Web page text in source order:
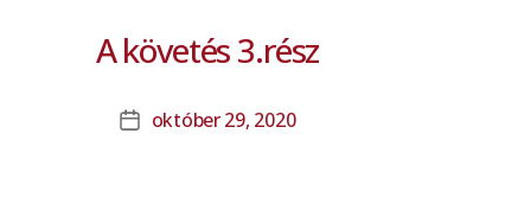
A követés 3.rész
október 29, 2020